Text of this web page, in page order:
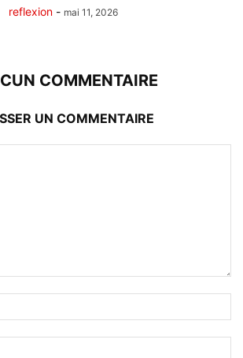
reflexion - mai 11, 2026
COMMENTAIRE
UN COMMENTAIRE